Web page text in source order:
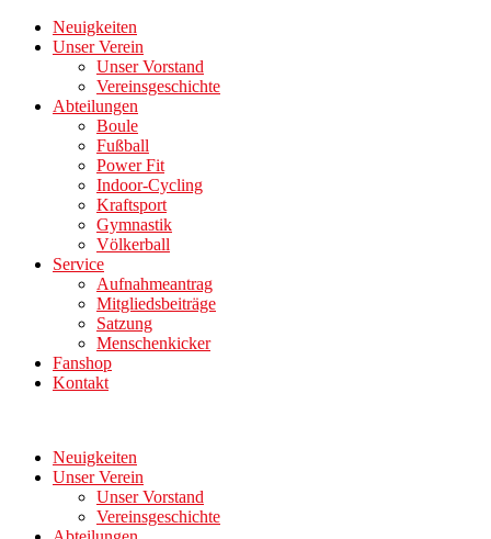
Neuigkeiten
Unser Verein
Unser Vorstand
Vereinsgeschichte
Abteilungen
Boule
Fußball
Power Fit
Indoor-Cycling
Kraftsport
Gymnastik
Völkerball
Service
Aufnahmeantrag
Mitgliedsbeiträge
Satzung
Menschenkicker
Fanshop
Kontakt
Neuigkeiten
Unser Verein
Unser Vorstand
Vereinsgeschichte